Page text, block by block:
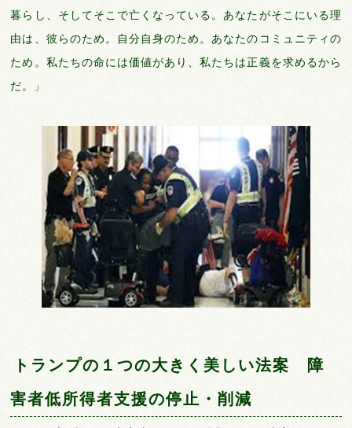
暮らし、そしてそこで亡くなっている。あなたがそこにいる理
由は、彼らのため。自分自身のため。あなたのコミュニティの
ため。私たちの命には価値があり、私たちは正義を求めるから
だ。」
トランプの１つの大きく美しい法案 障
害者低所得者支援の停止・削減